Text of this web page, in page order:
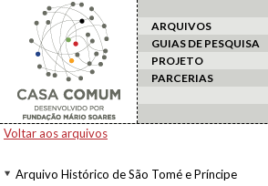
ARQUIVOS
GUIAS DE PESQUISA
PROJETO
PARCERIAS
Voltar aos arquivos
Arquivo Histórico de São Tomé e Príncipe